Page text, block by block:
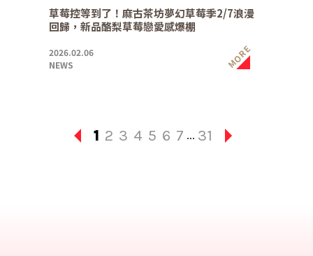
草莓控等到了！麻古茶坊夢幻草莓季2/7浪漫
回歸，新品酪梨草莓戀愛感爆棚
2026.02.06
NEWS
MORE
1 2 3 4 5 6 7 ... 31